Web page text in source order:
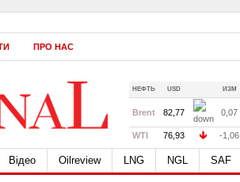
ПРО НАС
НЕФТЬ USD ИЗМ
Brent 82,77 0,07
WTI 76,93 -1,06
Відео Oilreview LNG NGL SAF